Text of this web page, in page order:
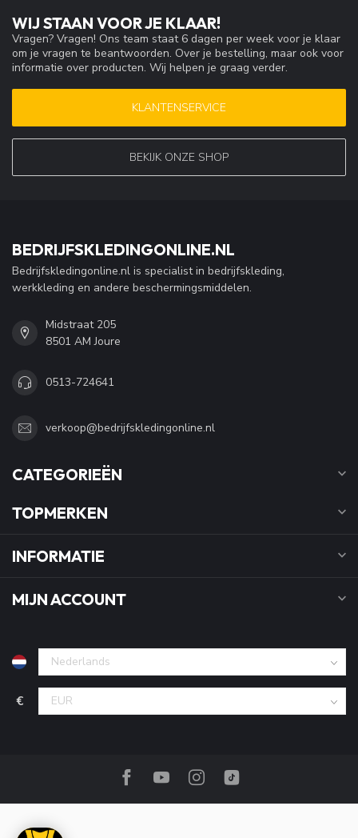
WIJ STAAN VOOR JE KLAAR!
Vragen? Vragen! Ons team staat 6 dagen per week voor je klaar
om je vragen te beantwoorden. Over je bestelling, maar ook voor
informatie over producten. Wij helpen je graag verder.
KLANTENSERVICE
BEKIJK ONZE SHOP
BEDRIJFSKLEDINGONLINE.NL
Bedrijfskledingonline.nl is specialist in bedrijfskleding,
werkkleding en andere beschermingsmiddelen.
Midstraat 205
8501 AM Joure
0513-724641
verkoop@bedrijfskledingonline.nl
CATEGORIEËN
TOPMERKEN
INFORMATIE
MIJN ACCOUNT
€